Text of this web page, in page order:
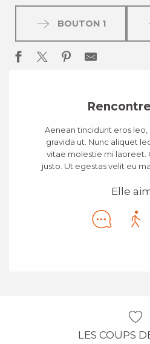
BOUTON 1
Aenean tincidunt eros
gravida ut. Nunc aliquet
vitae molestie mi laoreet.
justo. Ut egestas velit eu
Elle
LES COUPS